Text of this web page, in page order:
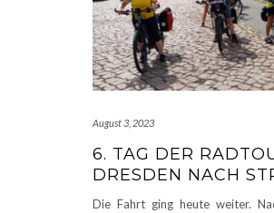
August 3, 2023
6. TAG DER
DRESDEN NACH
Die Fahrt ging heute weiter.